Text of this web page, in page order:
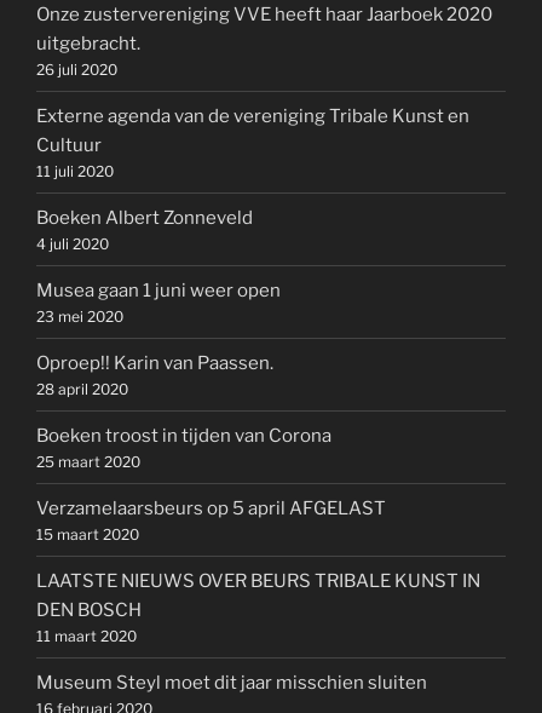
Onze zustervereniging VVE heeft haar Jaarboek 2020
uitgebracht.
26 juli 2020
Externe agenda van de vereniging Tribale Kunst en
Cultuur
11 juli 2020
Boeken Albert Zonneveld
4 juli 2020
Musea gaan 1 juni weer open
23 mei 2020
Oproep!! Karin van Paassen.
28 april 2020
Boeken troost in tijden van Corona
25 maart 2020
Verzamelaarsbeurs op 5 april AFGELAST
15 maart 2020
LAATSTE NIEUWS OVER BEURS TRIBALE KUNST IN
DEN BOSCH
11 maart 2020
Museum Steyl moet dit jaar misschien sluiten
16 februari 2020